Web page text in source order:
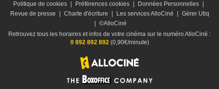
Politique de cookies
Préférences cookies Données Personnelles
Revue de presse
Charte d'écriture Les services AlloCiné
Gérer Utiq
©AlloCiné
Retrouvez tous les horaires et infos de votre cinéma sur le numéro AlloCiné :
0 892 892 892(0,90€/minute)